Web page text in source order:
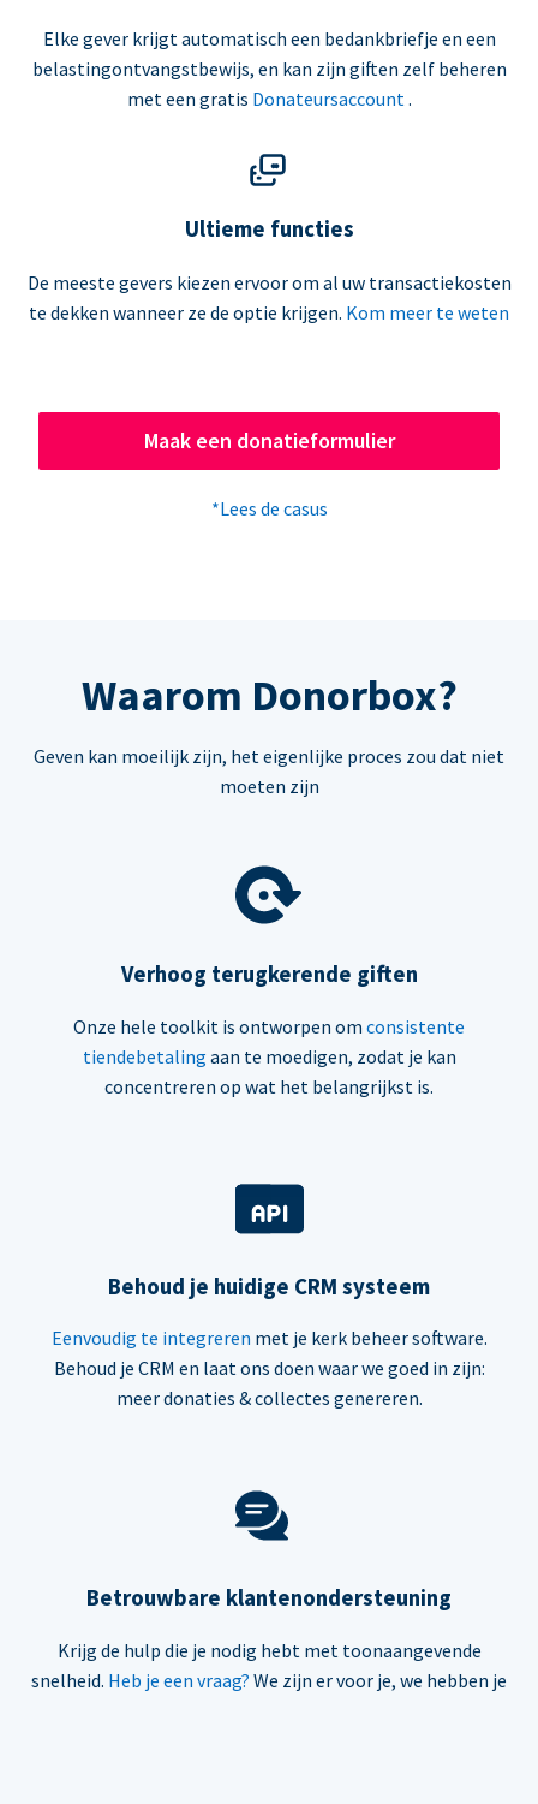
Elke gever krijgt automatisch een bedankbriefje en een
belastingontvangstbewijs, en kan zijn giften zelf beheren
met een gratis Donateursaccount .
Ultieme functies
De meeste gevers kiezen ervoor om al uw transactiekosten
te dekken wanneer ze de optie krijgen. Kom meer te weten
Maak een donatieformulier
*Lees de casus
Waarom Donorbox?
Geven kan moeilijk zijn, het eigenlijke proces zou dat niet
moeten zijn
Verhoog terugkerende giften
Onze hele toolkit is ontworpen om consistente
tiendebetaling aan te moedigen, zodat je kan
concentreren op wat het belangrijkst is.
Behoud je huidige CRM systeem
Eenvoudig te integreren met je kerk beheer software.
Behoud je CRM en laat ons doen waar we goed in zijn:
meer donaties & collectes genereren.
Betrouwbare klantenondersteuning
Krijg de hulp die je nodig hebt met toonaangevende
snelheid. Heb je een vraag? We zijn er voor je, we hebben je